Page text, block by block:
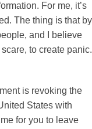
For me, it’s
The thing is that by
and I believe
to create panic.
is revoking the
States with
for you to leave